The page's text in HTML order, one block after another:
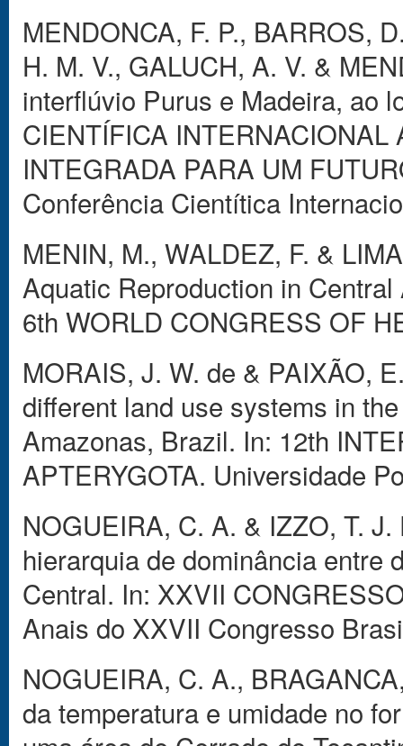
MENDONCA, F. P., BARROS,
H. M. V., GALUCH, A. V. &
interflúvio Purus e Madeira, ao
CIENTÍFICA
INTEGRADA PARA UM
Conferência Cientítica
MENIN, M., WALDEZ, F. &
Aquatic Reproduction in
6th WORLD CONGRESS OF
MORAIS, J. W. de & PAIXÃO,
different land use systems in
Amazonas, Brazil. In: 12th
APTERYGOTA. Universidade
NOGUEIRA, C. A. & IZZO, T.
hierarquia de dominância entre
Central. In: XXVII
Anais do XXVII Congresso
NOGUEIRA, C. A.,
da temperatura e umidade no